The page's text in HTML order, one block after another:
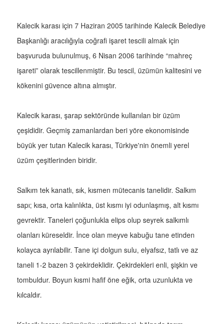
Kalecik karası için 7 Haziran 2005 tarihinde Kalecik Belediye
Başkanlığı aracılığıyla coğrafi işaret tescili almak için
başvuruda bulunulmuş, 6 Nisan 2006 tarihinde “mahreç
işareti” olarak tescillenmiştir. Bu tescil, üzümün kalitesini ve
kökenini güvence altına almıştır.
Kalecik karası, şarap sektöründe kullanılan bir üzüm
çeşididir. Geçmiş zamanlardan beri yöre ekonomisinde
büyük yer tutan Kalecik karası, Türkiye'nin önemli yerel
üzüm çeşitlerinden biridir.
Salkım tek kanatlı, sık, kısmen mütecanis tanelidir. Salkım
sapı; kısa, orta kalınlıkta, üst kısmı iyi odunlaşmış, alt kısmı
gevrektir. Taneleri çoğunlukla elips olup seyrek salkımlı
olanları küreseldir. İnce olan meyve kabuğu tane etinden
kolayca ayrılabilir. Tane içi dolgun sulu, elyafsız, tatlı ve az
taneli 1-2 bazen 3 çekirdeklidir. Çekirdekleri enli, şişkin ve
tombuldur. Boyun kısmi hafif öne eğik, orta uzunlukta ve
kılcaldır.